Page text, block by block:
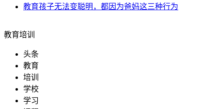
教育孩子无法变聪明，都因为爸妈这三种行为
教育培训
头条
教育
培训
学校
学习